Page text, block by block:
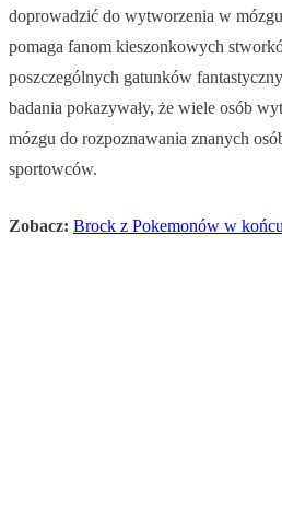
doprowadzić do wytworzenia w
pomaga fanom kieszonkowych
poszczególnych gatunków
badania pokazywały, że wiele osób
mózgu do rozpoznawania znanych
sportowców.
Zobacz: Brock z Pokemonów w